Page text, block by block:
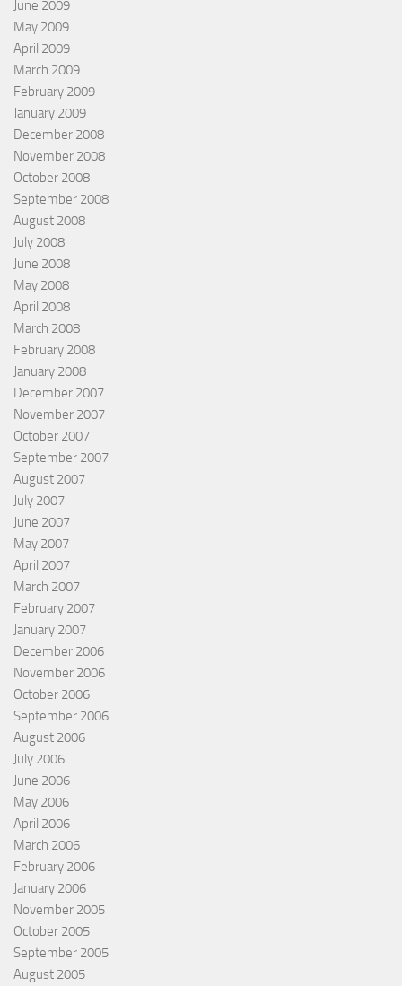
June 2009
May 2009
April 2009
March 2009
February 2009
January 2009
December 2008
November 2008
October 2008
September 2008
August 2008
July 2008
June 2008
May 2008
April 2008
March 2008
February 2008
January 2008
December 2007
November 2007
October 2007
September 2007
August 2007
July 2007
June 2007
May 2007
April 2007
March 2007
February 2007
January 2007
December 2006
November 2006
October 2006
September 2006
August 2006
July 2006
June 2006
May 2006
April 2006
March 2006
February 2006
January 2006
November 2005
October 2005
September 2005
August 2005